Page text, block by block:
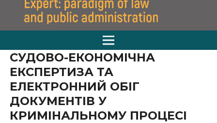
СУДОВО-ЕКОНОМІЧНА
ЕКСПЕРТИЗА ТА
ЕЛЕКТРОННИЙ ОБІГ
ДОКУМЕНТІВ У
КРИМІНАЛЬНОМУ ПРОЦЕСІ